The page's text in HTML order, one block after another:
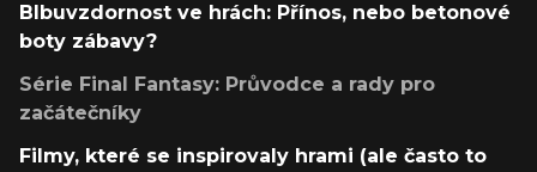
Blbuvzdornost ve hrách: Přínos, nebo betonové
boty zábavy?
Série Final Fantasy: Průvodce a rady pro
začátečníky
Filmy, které se inspirovaly hrami (ale často to